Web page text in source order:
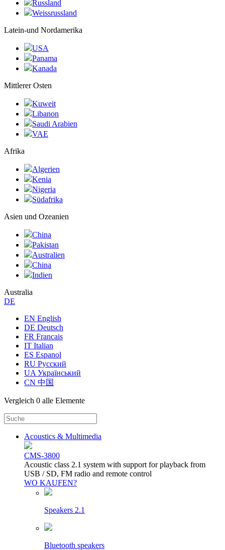
Russland
Weissrussland
Latein-und Nordamerika
USA
Panama
Kanada
Mittlerer Osten
Kuweit
Libanon
Saudi Arabien
VAE
Afrika
Algerien
Kenia
Nigeria
Südafrika
Asien und Ozeanien
China
Pakistan
Australien
China
Indien
Australia
DE
EN English
DE Deutsch
FR Francais
IT Italian
ES Espanol
RU Русский
UA Український
CN 中国
Vergleich 0 alle Elemente
Acoustics & Multimedia
CMS-3800
Acoustic class 2.1 system with support for playback from
USB / SD, FM radio and remote control
WO KAUFEN?
Speakers 2.1
Bluetooth speakers